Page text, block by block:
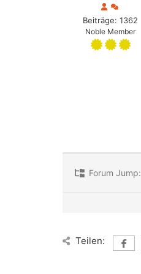
Beiträge: 1362
Noble Member
Forum Jump:
Teilen: